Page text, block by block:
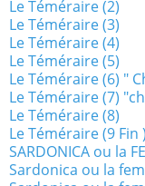
Le Téméraire (2)
Le Téméraire (3)
Le Téméraire (4)
Le Téméraire (5)
Le Téméraire (6) "
Le Téméraire (7)
Le Téméraire (8)
Le Téméraire (9 Fin )
SARDONICA ou la
Sardonica ou la